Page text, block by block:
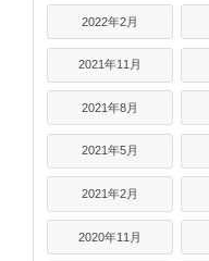
2022年2月
2021年11月
2021年8月
2021年5月
2021年2月
2020年11月